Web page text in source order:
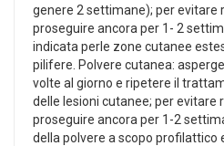
genere 2 settimane); per evitare
proseguire ancora per 1- 2
indicata perle zone cutanee
pilifere. Polvere cutanea:
volte al giorno e ripetere il
delle lesioni cutanee; per evitare
proseguire ancora per 1-2
della polvere a scopo profilattico